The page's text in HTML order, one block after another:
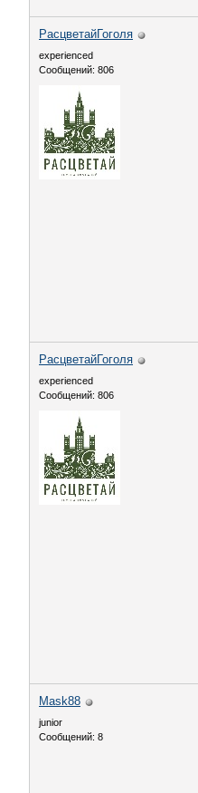
РасцветайГоголя
experienced
Сообщений: 806
РасцветайГоголя
experienced
Сообщений: 806
Mask88
junior
Сообщений: 8